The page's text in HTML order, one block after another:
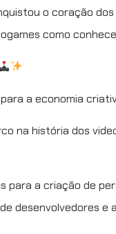
o coração
como
a economia
na história dos
para a criação de
desenvolvedores e